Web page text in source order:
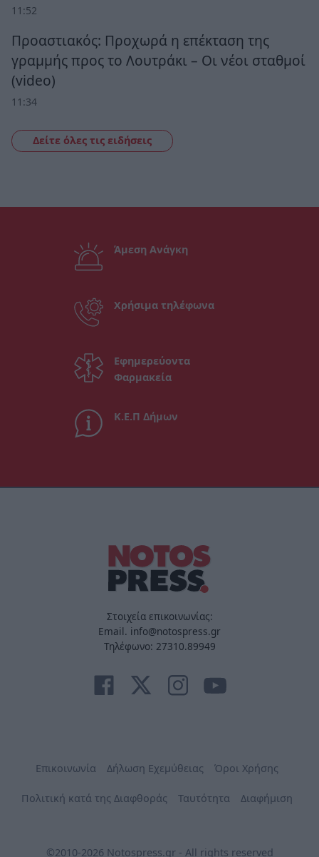
11:52
Προαστιακός: Προχωρά η επέκταση της
γραμμής προς το Λουτράκι – Οι νέοι σταθμοί
(video)
11:34
Δείτε όλες τις ειδήσεις
Άμεση Ανάγκη
Χρήσιμα τηλέφωνα
Εφημερεύοντα
Φαρμακεία
Κ.Ε.Π Δήμων
Στοιχεία επικοινωνίας:
Email. info@notospress.gr
Τηλέφωνο: 27310.89949
Επικοινωνία Δήλωση Εχεμύθειας Όροι Χρήσης
Πολιτική κατά της Διαφθοράς Ταυτότητα Διαφήμιση
©2010-2026 Notospress.gr - All rights reserved